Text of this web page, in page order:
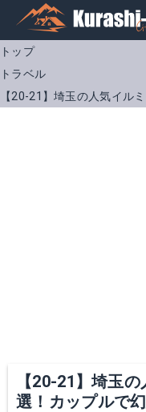
トップ
トラベル
【20-21】埼玉の人気イル
【20-21】埼玉
選！カップルで